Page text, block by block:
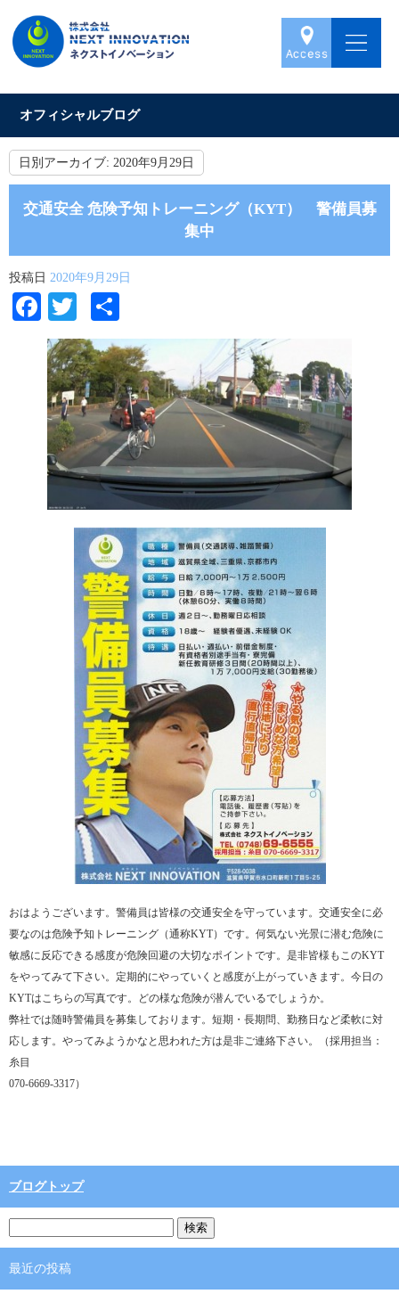
オフィシャルブログ
日別アーカイブ: 2020年9月29日
交通安全 危険予知トレーニング（KYT） 警備員募
集中
投稿日 2020年9月29日
Facebook
Twitter
有
おはようございます。警備員は皆様の交通安全を守っています。交通安全に必
要なのは危険予知トレーニング（通称KYT）です。何気ない光景に潜む危険に
敏感に反応できる感度が危険回避の大切なポイントです。是非皆様もこのKYT
をやってみて下さい。定期的にやっていくと感度が上がっていきます。今日の
KYTはこちらの写真です。どの様な危険が潜んでいるでしょうか。
弊社では随時警備員を募集しております。短期・長期問、勤務日など柔軟に対
応します。やってみようかなと思われた方は是非ご連絡下さい。（採用担当：
糸目
070-6669-3317）
ブログトップ
最近の投稿